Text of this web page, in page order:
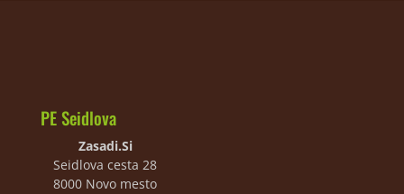
PE Seidlova
Zasadi.Si
Seidlova cesta 28
8000 Novo mesto